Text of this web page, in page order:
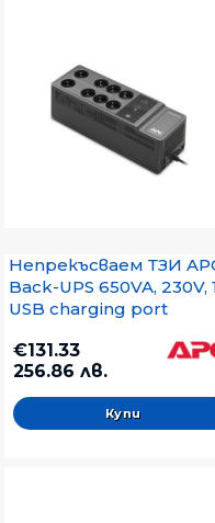
Непрекъсваем ТЗИ
Back-UPS 650VA, 230V,
USB charging port
€131.33
256.86 лв.